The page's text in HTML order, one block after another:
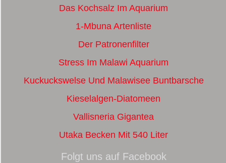
Das Kochsalz Im Aquarium
1-Mbuna Artenliste
Der Patronenfilter
Stress Im Malawi Aquarium
Kuckuckswelse Und Malawisee Buntbarsche
Kieselalgen-Diatomeen
Vallisneria Gigantea
Utaka Becken Mit 540 Liter
Folgt uns auf Facebook